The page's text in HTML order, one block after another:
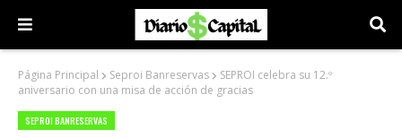
Página Principal Seproi Banreservas
SEPROI celebra su 12.º
aniversario con una misa de acción de gracias
SEPROI BANRESERVAS